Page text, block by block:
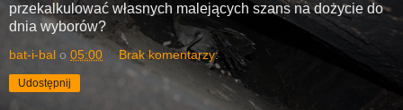
przekalkulować własnych malejących szans na dożycie do
dnia wyborów?
bat-i-bal o 05:00 Brak komentarzy:
Udostępnij